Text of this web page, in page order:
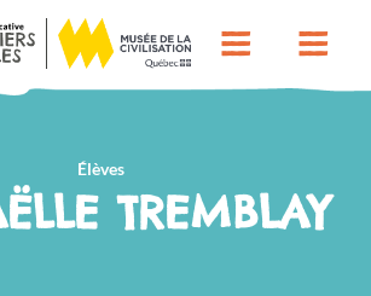
Élèves
TREMBLAY